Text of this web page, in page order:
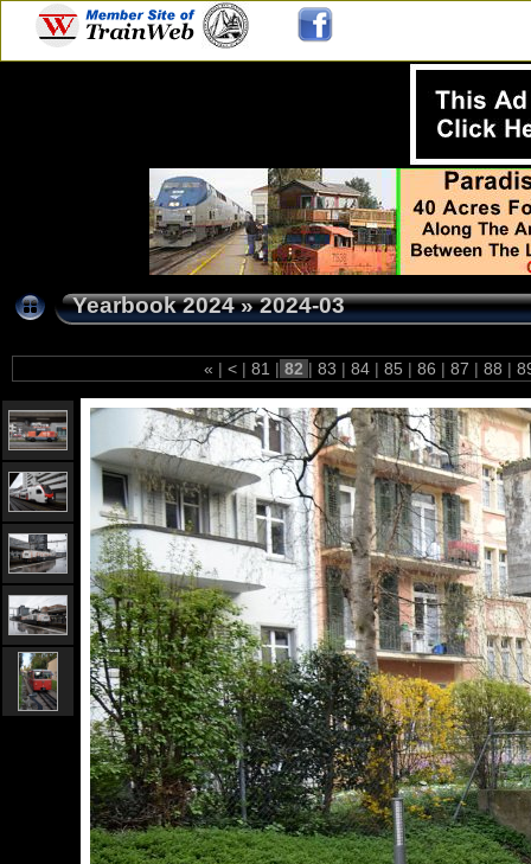
Yearbook 2024»2024-03
« | < | 81 | 82 | 83 | 84 | 85 | 86 | 87 | 88 |